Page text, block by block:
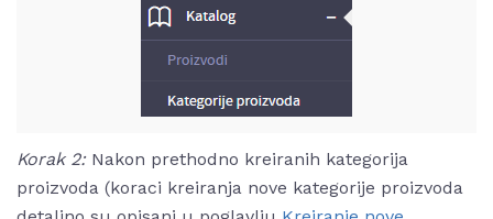
Korak 2: Nakon prethodno kreiranih kategorija
proizvoda (koraci kreiranja nove kategorije proizvoda